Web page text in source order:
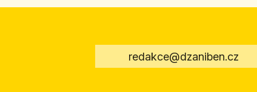
redakce@dzaniben.cz